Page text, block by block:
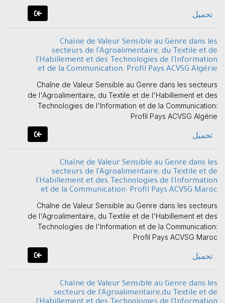
تحميل
Chaîne de Valeur Sensible au Genre dans les
secteurs de l'Agroalimentaire, du Textile et de
l'Habillement et des Technologies de l'Information
et de la Communication: Profil Pays ACVSG Algérie
Chaîne de Valeur Sensible au Genre dans les secteurs
de l'Agroalimentaire, du Textile et de l'Habillement et des
Technologies de l'Information et de la Communication:
Profil Pays ACVSG Algérie
تحميل
Chaîne de Valeur Sensible au Genre dans les
secteurs de l'Agroalimentaire, du Textile et de
l'Habillement et des Technologies de l'Information
et de la Communication: Profil Pays ACVSG Maroc
Chaîne de Valeur Sensible au Genre dans les secteurs
de l'Agroalimentaire, du Textile et de l'Habillement et des
Technologies de l'Information et de la Communication:
Profil Pays ACVSG Maroc
تحميل
Chaîne de Valeur Sensible au Genre dans les
secteurs de l'Agroalimentaire,du Textile et de